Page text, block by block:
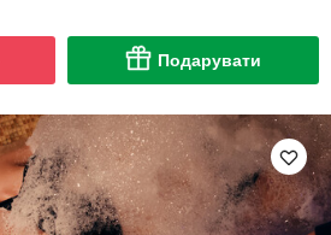
Подарувати